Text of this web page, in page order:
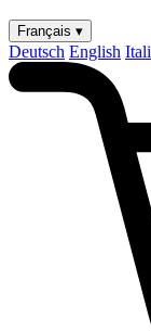
Français ▾
Deutsch English